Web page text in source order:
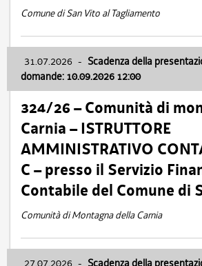
Comune di San Vito al Tagliamento
31.07.2026 - Scadenza della
domande: 10.09.2026 12:00
324/26 – Comunità di
Carnia – ISTRUTTORE
AMMINISTRATIVO
C – presso il Servizio
Contabile del Comune di
Comunità di Montagna della Carnia
27.07.2026 - Scadenza della